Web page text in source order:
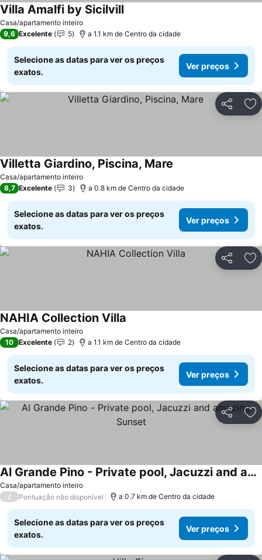
Casa/apartamento inteiro
Villa Amalfi by SicilvillVer preços
9,6 Excelente 5 a 1.1 km de Centro da cidade
Selecione as datas para ver os preços
exatos.
Ver preços
Partilhar
Casa/apartamento inteiro
Villetta Giardino, Piscina, Mare
8,7 Excelente 3 a 0.8 km de Centro da cidade
Selecione as datas para ver os preços
exatos.
Ver preços
Partilhar
Casa/apartamento inteiro
NAHIA Collection Villa
10 Excelente 2 a 1.1 km de Centro da cidade
Selecione as datas para ver os preços
exatos.
Ver preços
Partilhar
Casa/apartamento inteiro
Al Grande Pino - Private pool, Jacuzzi and amazing Sunset
Ver preços
/ Pontuação não disponível a 0.7 km de Centro da cidade
Selecione as datas para ver os preços
exatos.
Ver preços